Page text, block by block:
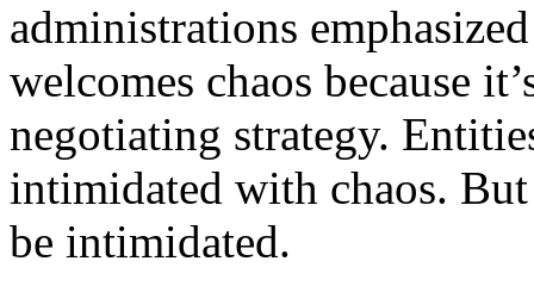
administrations emphasized
welcomes chaos because
negotiating strategy.
intimidated with chaos.
be intimidated.